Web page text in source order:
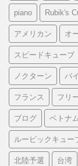
piano Rubik's
アメリカン オ
スピードキューブ
ノクターン バ
フランス フリ
ブログ ベトナ
ルービックキュー
北陸予選 台湾